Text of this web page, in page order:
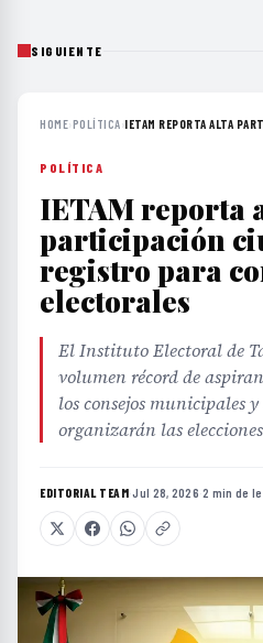
SIGUIENTE
HOME›POLÍTICA›IETAM REPORTA ALTA
POLÍTICA
IETAM reporta
participación
registro para
electorales
El Instituto Electoral de
volumen récord de
los consejos municipales
organizarán las
EDITORIAL TEAM·Jul 28, 2026·2 min de